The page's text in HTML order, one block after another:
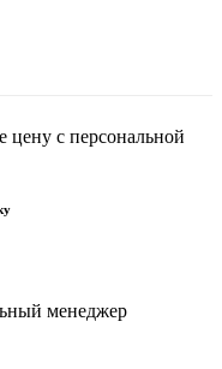
цену с персональной
менеджер